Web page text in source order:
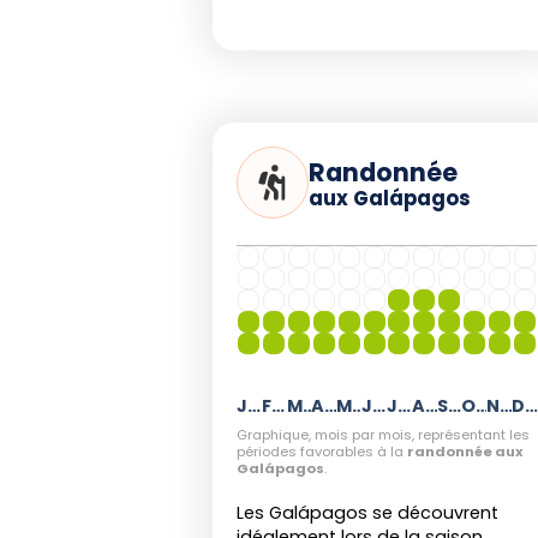
météo parfois plus humide.
Randonnée
aux Galápagos
Janvier Février Mars Avril Mai Juin Juillet Août Septembre Octobre Novembre Décembre
Graphique, mois par mois, représentant les
périodes favorables à la randonnée aux
Galápagos.
Les Galápagos se découvrent